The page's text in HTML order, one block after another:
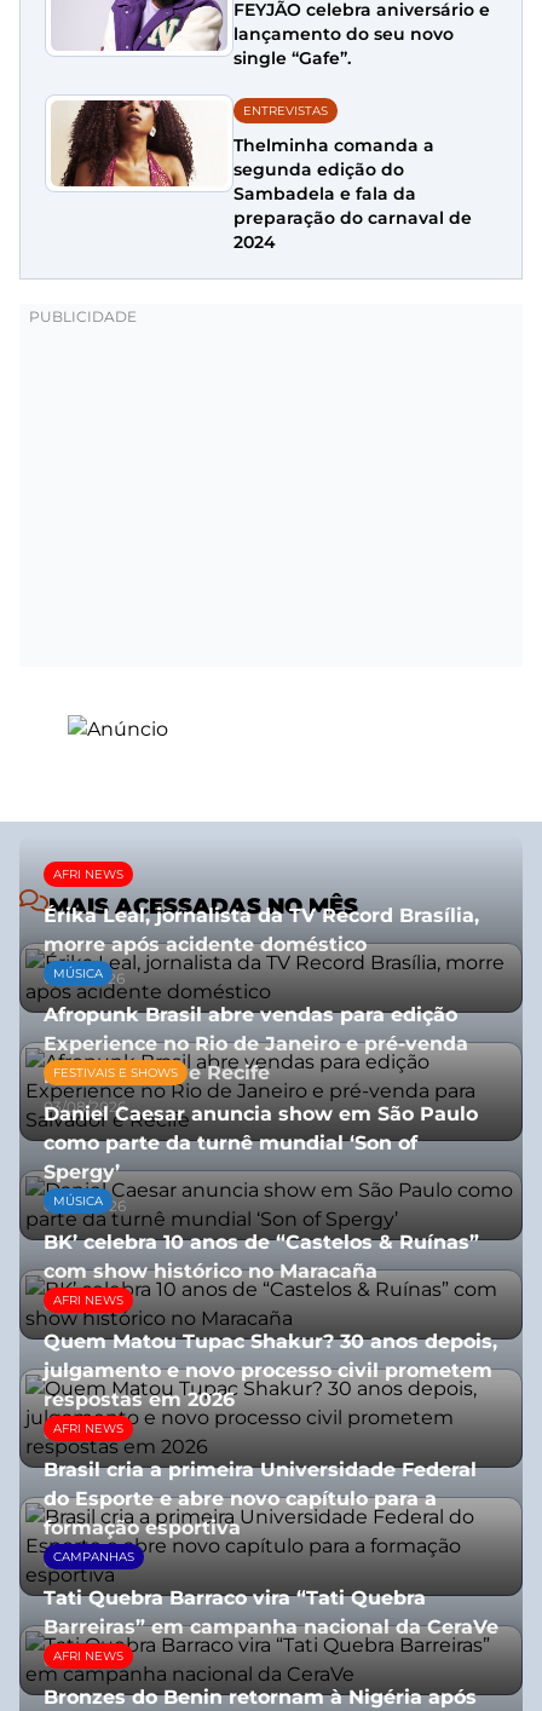
FEYJÃO celebra aniversário e
lançamento do seu novo
single “Gafe”.
ENTREVISTAS
Thelminha comanda a
segunda edição do
Sambadela e fala da
preparação do carnaval de
2024
MAIS ACESSADAS NO MÊS
AFRI NEWS
Érika Leal, jornalista da TV Record Brasília,
morre após acidente doméstico
08/07/2026
MÚSICA
Afropunk Brasil abre vendas para edição
Experience no Rio de Janeiro e pré-venda
para Salvador e Recife
03/08/2026
FESTIVAIS E SHOWS
Daniel Caesar anuncia show em São Paulo
como parte da turnê mundial ‘Son of
Spergy’
05/08/2026
MÚSICA
BK’ celebra 10 anos de “Castelos & Ruínas”
com show histórico no Maracaña
06/08/2026
AFRI NEWS
Quem Matou Tupac Shakur? 30 anos depois,
julgamento e novo processo civil prometem
respostas em 2026
05/08/2026
AFRI NEWS
Brasil cria a primeira Universidade Federal
do Esporte e abre novo capítulo para a
formação esportiva
08/07/2026
CAMPANHAS
Tati Quebra Barraco vira “Tati Quebra
Barreiras” em campanha nacional da CeraVe
08/07/2026
AFRI NEWS
Bronzes do Benin retornam à Nigéria após